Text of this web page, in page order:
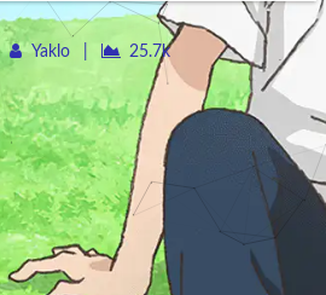
Yaklo 25.7k